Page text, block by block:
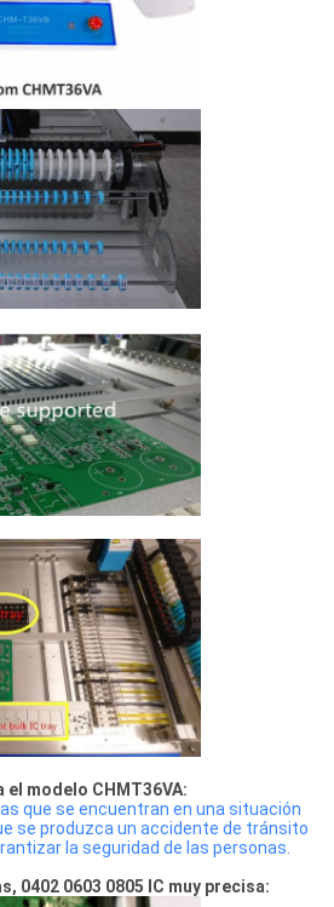
modelo CHMT36VA:
que se encuentran en una situación
se produzca un accidente de tránsito
la seguridad de las personas.
0402 0603 0805 IC muy precisa: